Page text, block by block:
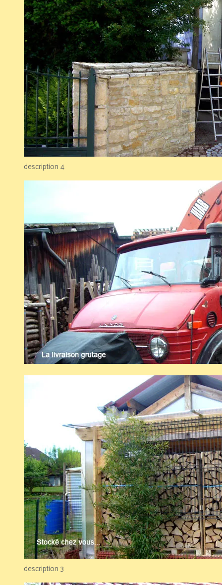
description 4
description 3